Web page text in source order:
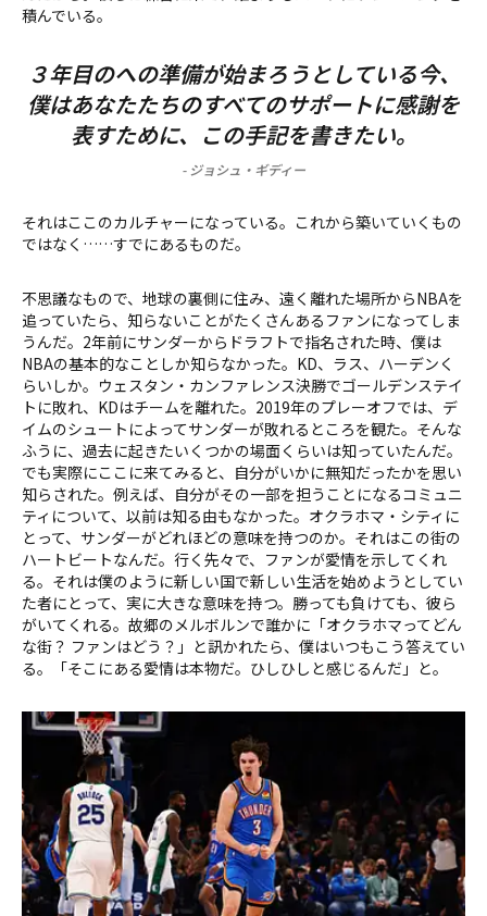
積んでいる。
３年目のへの準備が始まろうとしている今、
僕はあなたたちのすべてのサポートに感謝を
表すために、この手記を書きたい。
- ジョシュ・ギディー
それはここのカルチャーになっている。これから築いていくもの
ではなく……すでにあるものだ。
不思議なもので、地球の裏側に住み、遠く離れた場所からNBAを
追っていたら、知らないことがたくさんあるファンになってしま
うんだ。2年前にサンダーからドラフトで指名された時、僕は
NBAの基本的なことしか知らなかった。KD、ラス、ハーデンく
らいしか。ウェスタン・カンファレンス決勝でゴールデンステイ
トに敗れ、KDはチームを離れた。2019年のプレーオフでは、デ
イムのシュートによってサンダーが敗れるところを観た。そんな
ふうに、過去に起きたいくつかの場面くらいは知っていたんだ。
でも実際にここに来てみると、自分がいかに無知だったかを思い
知らされた。例えば、自分がその一部を担うことになるコミュニ
ティについて、以前は知る由もなかった。オクラホマ・シティに
とって、サンダーがどれほどの意味を持つのか。それはこの街の
ハートビートなんだ。行く先々で、ファンが愛情を示してくれ
る。それは僕のように新しい国で新しい生活を始めようとしてい
た者にとって、実に大きな意味を持つ。勝っても負けても、彼ら
がいてくれる。故郷のメルボルンで誰かに「オクラホマってどん
な街？ ファンはどう？」と訊かれたら、僕はいつもこう答えてい
る。「そこにある愛情は本物だ。ひしひしと感じるんだ」と。